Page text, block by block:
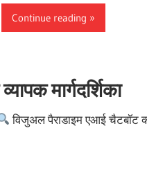
Continue reading
मार्गदर्शिका
विजुअल पैराडाइम एआई चैटबॉट